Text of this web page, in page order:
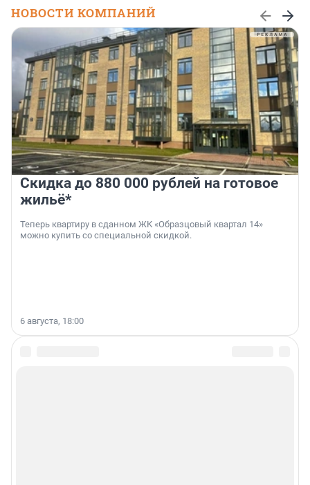
НОВОСТИ КОМПАНИЙ
Скидка до 880 000 рублей на готовое
жильё*
Теперь квартиру в сданном ЖК «Образцовый квартал 14»
можно купить со специальной скидкой.
6 августа, 18:00